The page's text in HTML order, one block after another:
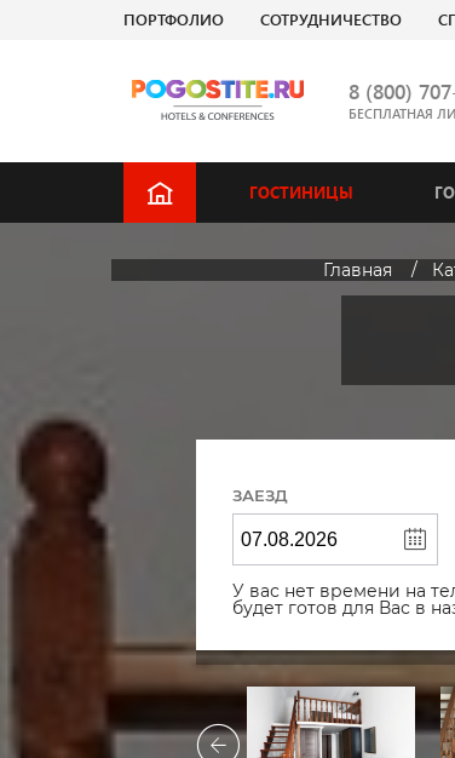
ПОРТФОЛИО СОТРУДНИЧЕСТВО
8 (800)
БЕСПЛАТНАЯ
ГОСТИНИЦЫ
Главная
ЗАЕЗД
У вас нет времени на
будет готов для Вас в